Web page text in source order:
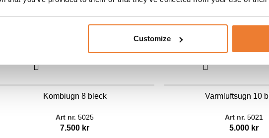
Customize
LÄGG TILL I VARUKORG LÄGG TILL I
Kombiugn 8 bleck
Art nr. 5025
7.500 kr
Varmluftsugn 10
Art nr. 5021
5.000 kr